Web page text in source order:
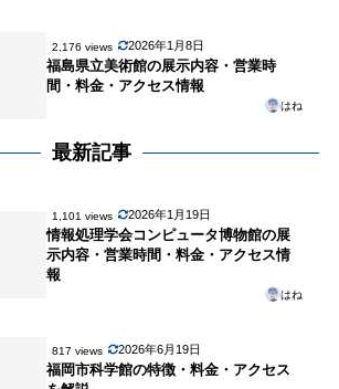
2,176 views 2026年1月8日
福島県立美術館の展示内容・営業時
間・料金・アクセス情報
はね
最新記事
1,101 views 2026年1月19日
情報処理学会コンピュータ博物館の展
示内容・営業時間・料金・アクセス情
報
はね
817 views 2026年6月19日
福岡市科学館の特徴・料金・アクセス